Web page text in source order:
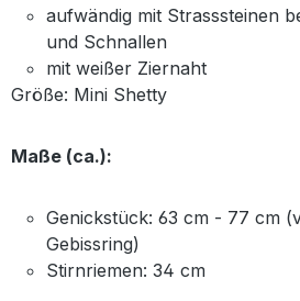
aufwändig mit Strasssteinen
und Schnallen
mit weißer Ziernaht
Größe: Mini Shetty
Maße (ca.):
Genickstück: 63 cm - 77 cm
Gebissring)
Stirnriemen: 34 cm